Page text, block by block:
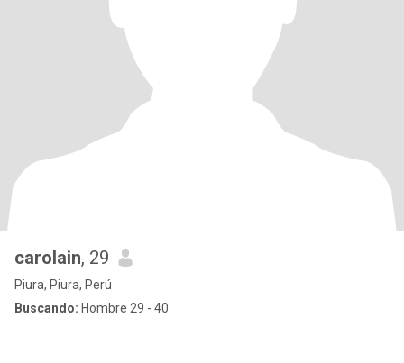
carolain, 29
Piura, Piura, Perú
Buscando: Hombre 29 - 40